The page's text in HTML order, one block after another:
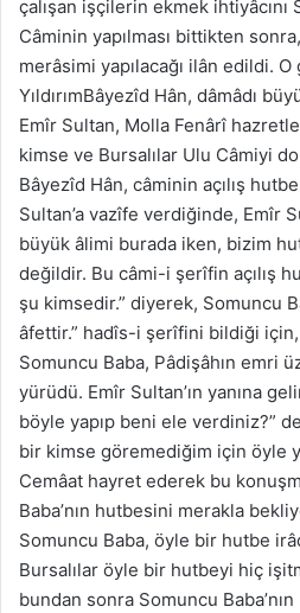
çalışan işçilerin ekmek
Câminin yapılması bittikten
merâsimi yapılacağı ilân edildi.
YıldırımBâyezîd Hân, dâmâdı
Emîr Sultan, Molla Fenârî
kimse ve Bursalılar Ulu Câmiyi
Bâyezîd Hân, câminin açılış
Sultan’a vazîfe verdiğinde, Emîr
büyük âlimi burada iken, bizim
değildir. Bu câmi-i şerîfin açılış
şu kimsedir.” diyerek, Somuncu
âfettir.” hadîs-i şerîfini bildiği
Somuncu Baba, Pâdişâhın emri
yürüdü. Emîr Sultan’ın yanına
böyle yapıp beni ele verdiniz?”
bir kimse göremediğim için öyle
Cemâat hayret ederek bu
Baba’nın hutbesini merakla
Somuncu Baba, öyle bir hutbe
Bursalılar öyle bir hutbeyi hiç
bundan sonra Somuncu